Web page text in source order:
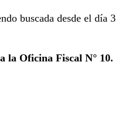
buscada desde el día 3
la Oficina Fiscal N° 10.